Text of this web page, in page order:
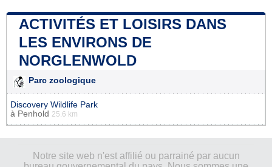
ACTIVITÉS ET LOISIRS DANS
LES ENVIRONS DE
NORGLENWOLD
Parc zoologique
Discovery Wildlife Park
à Penhold 25.6 km
Notre site web n'est affilié ou parrainé par aucun